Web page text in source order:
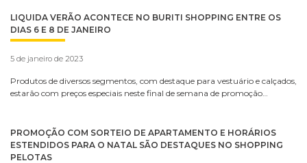
LIQUIDA VERÃO ACONTECE NO BURITI SHOPPING ENTRE OS
DIAS 6 E 8 DE JANEIRO
5 de janeiro de 2023
Produtos de diversos segmentos, com destaque para vestuário e calçados,
estarão com preços especiais neste final de semana de promoção…
PROMOÇÃO COM SORTEIO DE APARTAMENTO E HORÁRIOS
ESTENDIDOS PARA O NATAL SÃO DESTAQUES NO SHOPPING
PELOTAS